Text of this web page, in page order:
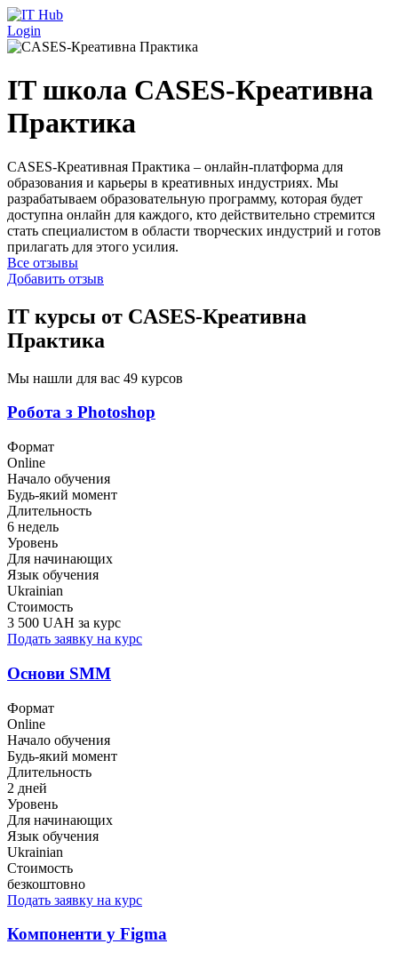
Перейти к основному содержанию
Login
IT школа CASES-Креативна
Практика
CASES-Креативная Практика – онлайн-платформа для
образования и карьеры в креативных индустриях. Мы
разрабатываем образовательную программу, которая будет
доступна онлайн для каждого, кто действительно стремится
стать специалистом в области творческих индустрий и готов
прилагать для этого усилия.
Все отзывы
Добавить отзыв
IT курсы от CASES-Креативна
Практика
Мы нашли для вас 49 курсов
Робота з Photoshop
Формат
Online
Начало обучения
Будь-який момент
Длительность
6 недель
Уровень
Для начинающих
Язык обучения
Ukrainian
Стоимость
3 500 UAH за курс
Подать заявку на курс
Основи SMM
Формат
Online
Начало обучения
Будь-який момент
Длительность
2 дней
Уровень
Для начинающих
Язык обучения
Ukrainian
Стоимость
безкоштовно
Подать заявку на курс
Компоненти у Figma